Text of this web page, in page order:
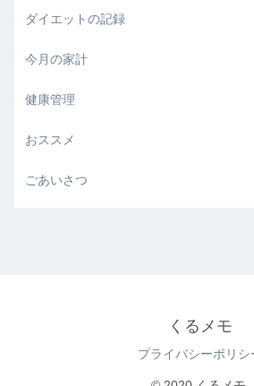
ダイエットの記録
今月の家計
健康管理
おススメ
ごあいさつ
くるメモ
プライバシーポリシ